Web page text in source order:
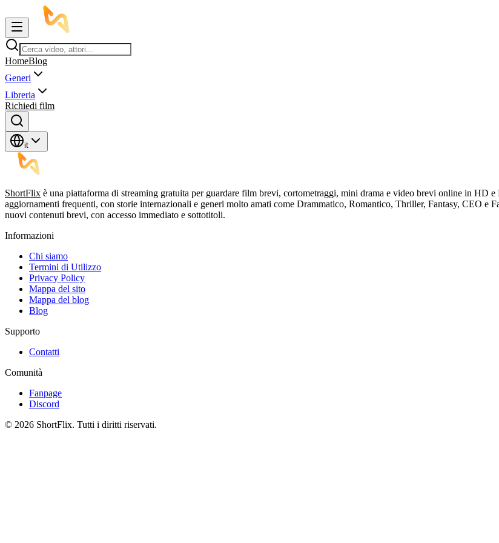
HomeBlog
Generi
Libreria
Richiedi film
it
ShortFlix è una piattaforma di streaming gratuita per guardare film brevi, cortometraggi, mini drama e video brevi online in
aggiornamenti frequenti, con storie internazionali e generi molto amati come Drammatico, Romantico, Thriller, Fantasy, CEO e
nuovi contenuti brevi, con accesso immediato e sottotitoli.
Informazioni
Chi siamo
Termini di Utilizzo
Privacy Policy
Mappa del sito
Mappa del blog
Blog
Supporto
Contatti
Comunità
Fanpage
Discord
© 2026 ShortFlix. Tutti i diritti riservati.